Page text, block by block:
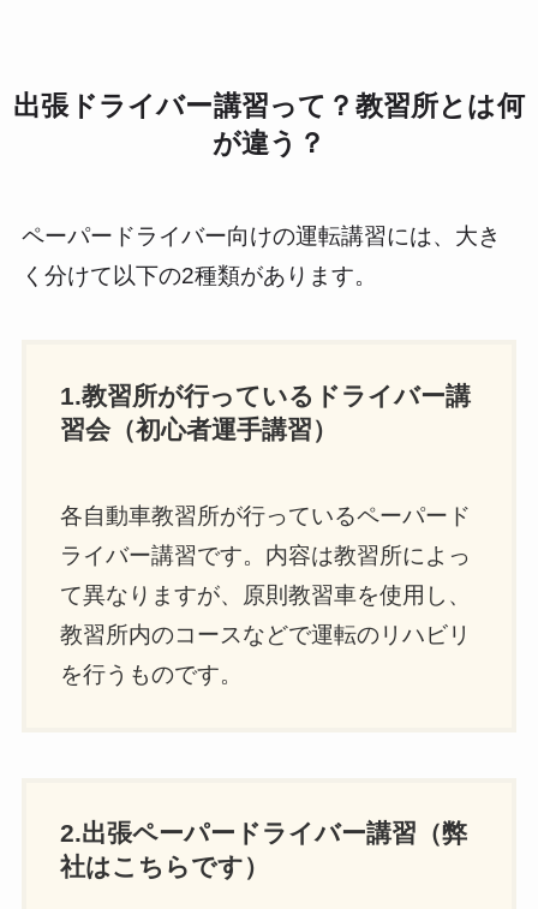
出張ドライバー講習って？教習所とは何
が違う？
ペーパードライバー向けの運転講習には、大き
く分けて以下の2種類があります。
1.教習所が行っているドライバー講
習会（初心者運手講習）
各自動車教習所が行っているペーパード
ライバー講習です。内容は教習所によっ
て異なりますが、原則教習車を使用し、
教習所内のコースなどで運転のリハビリ
を行うものです。
2.出張ペーパードライバー講習（弊
社はこちらです）